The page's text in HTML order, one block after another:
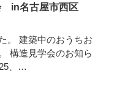
in名古屋市西区
。 建築中のおうちお
構造見学会のお知ら
、…